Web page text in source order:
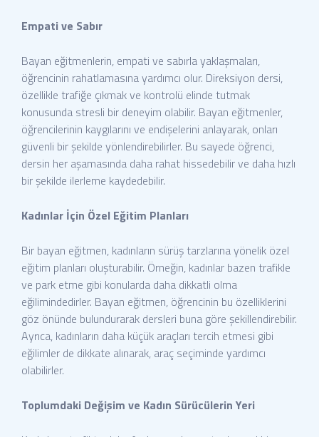
Empati ve Sabır
Bayan eğitmenlerin, empati ve sabırla yaklaşmaları,
öğrencinin rahatlamasına yardımcı olur. Direksiyon dersi,
özellikle trafiğe çıkmak ve kontrolü elinde tutmak
konusunda stresli bir deneyim olabilir. Bayan eğitmenler,
öğrencilerinin kaygılarını ve endişelerini anlayarak, onları
güvenli bir şekilde yönlendirebilirler. Bu sayede öğrenci,
dersin her aşamasında daha rahat hissedebilir ve daha hızlı
bir şekilde ilerleme kaydedebilir.
Kadınlar İçin Özel Eğitim Planları
Bir bayan eğitmen, kadınların sürüş tarzlarına yönelik özel
eğitim planları oluşturabilir. Örneğin, kadınlar bazen trafikle
ve park etme gibi konularda daha dikkatli olma
eğilimindedirler. Bayan eğitmen, öğrencinin bu özelliklerini
göz önünde bulundurarak dersleri buna göre şekillendirebilir.
Ayrıca, kadınların daha küçük araçları tercih etmesi gibi
eğilimler de dikkate alınarak, araç seçiminde yardımcı
olabilirler.
Toplumdaki Değişim ve Kadın Sürücülerin Yeri